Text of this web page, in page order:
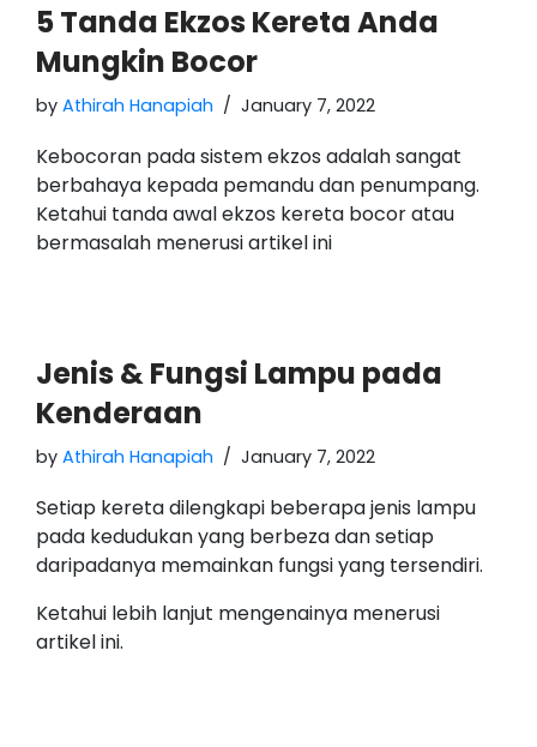
5 Tanda Ekzos Kereta Anda
Mungkin Bocor
by Athirah Hanapiah January 7, 2022
Kebocoran pada sistem ekzos adalah sangat
berbahaya kepada pemandu dan penumpang.
Ketahui tanda awal ekzos kereta bocor atau
bermasalah menerusi artikel ini
Jenis & Fungsi Lampu pada
Kenderaan
by Athirah Hanapiah January 7, 2022
Setiap kereta dilengkapi beberapa jenis lampu
pada kedudukan yang berbeza dan setiap
daripadanya memainkan fungsi yang tersendiri.
Ketahui lebih lanjut mengenainya menerusi
artikel ini.